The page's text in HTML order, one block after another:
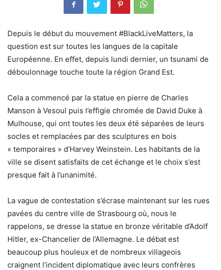
Depuis le début du mouvement #BlackLiveMatters, la
question est sur toutes les langues de la capitale
Européenne. En effet, depuis lundi dernier, un tsunami de
déboulonnage touche toute la région Grand Est.
Cela a commencé par la statue en pierre de Charles
Manson à Vesoul puis l’effigie chromée de David Duke à
Mulhouse, qui ont toutes les deux été séparées de leurs
socles et remplacées par des sculptures en bois
« temporaires » d’Harvey Weinstein. Les habitants de la
ville se disent satisfaits de cet échange et le choix s’est
presque fait à l’unanimité.
La vague de contestation s’écrase maintenant sur les rues
pavées du centre ville de Strasbourg où, nous le
rappelons, se dresse la statue en bronze véritable d’Adolf
Hitler, ex-Chancelier de l’Allemagne. Le débat est
beaucoup plus houleux et de nombreux villageois
craignent l’incident diplomatique avec leurs confrères